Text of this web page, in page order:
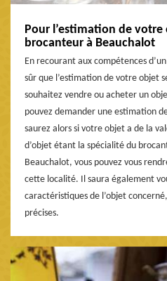
Pour l’estimation de
brocanteur à Beauchalot
En recourant aux compétences
sûr que l’estimation de votre objet
souhaitez vendre ou acheter un
pouvez demander une estimation
saurez alors si votre objet a de la
d’objet étant la spécialité du
Beauchalot, vous pouvez vous
cette localité. Il saura également
caractéristiques de l’objet
précises.